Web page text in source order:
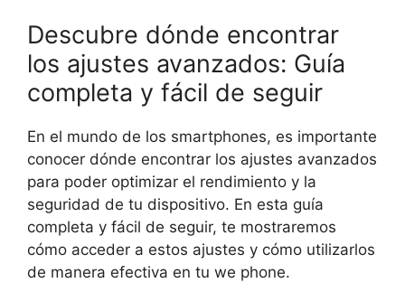
Descubre dónde encontrar
los ajustes avanzados: Guía
completa y fácil de seguir
En el mundo de los smartphones, es importante
conocer dónde encontrar los ajustes avanzados
para poder optimizar el rendimiento y la
seguridad de tu dispositivo. En esta guía
completa y fácil de seguir, te mostraremos
cómo acceder a estos ajustes y cómo utilizarlos
de manera efectiva en tu we phone.